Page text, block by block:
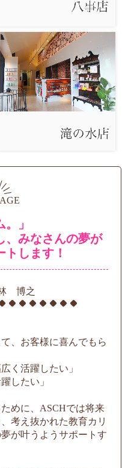
」
、みなさんの夢が
します！
博之
、お客様に喜んでもら
く活躍したい」
したい」
めに、ASCHでは将来
考え抜かれた教育カリ
が叶うようサポートす